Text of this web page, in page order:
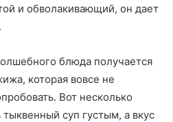
и обволакивающий, он дает
блюда получается
которая вовсе не
Вот несколько
тыквенный суп густым, а вкус